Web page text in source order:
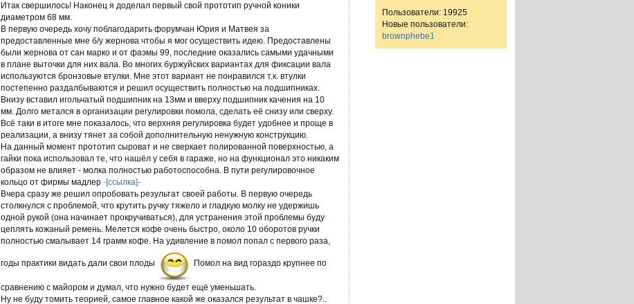
Итак свершилось! Наконец я доделал первый свой прототип ручной коники
диаметром 68 мм.
В первую очередь хочу поблагодарить форумчан Юрия и Матвея за
предоставленные мне б/у жернова чтобы я мог осуществить идею. Предоставлены
были жернова от сан марко и от фаэмы 99, последние оказались самыми удачными
в плане выточки для них вала. Во многих буржуйских вариантах для фиксации вала
используются бронзовые втулки. Мне этот вариант не понравился т.к. втулки
постепенно раздалбываются и решил осуществить полностью на подшипниках.
Внизу вставил игольчатый подшипник на 13мм и вверху подшипник качения на 10
мм. Долго метался в организации регулировки помола, сделать её снизу или сверху.
Всё таки в итоге мне показалось, что верхняя регулировка будет удобнее и проще в
реализации, а внизу тянет за собой дополнительную ненужную конструкцию.
На данный момент прототип сыроват и не сверкает полированной поверхностью, а
гайки пока использовал те, что нашёл у себя в гараже, но на функционал это никаким
образом не влияет - молка полностью работоспособна. В пути регулировочное
кольцо от фирмы мадлер -[ссылка]-
Вчера сразу же решил опробовать результат своей работы. В первую очередь
столкнулся с проблемой, что крутить ручку тяжело и гладкую молку не удержишь
одной рукой (она начинает прокручиваться), для устранения этой проблемы буду
цеплять кожаный ремень. Мелется кофе очень быстро, около 10 оборотов ручки
полностью смалывает 14 грамм кофе. На удивление в помол попал с первого раза,
годы практики видать дали свои плоды Помол на вид гораздо крупнее по
сравнению с майором и думал, что нужно будет ещё уменьшать.
Ну не буду томить теорией, самое главное какой же оказался результат в чашке?..
Пользователи: 19925
Новые пользователи:
brownphebe1